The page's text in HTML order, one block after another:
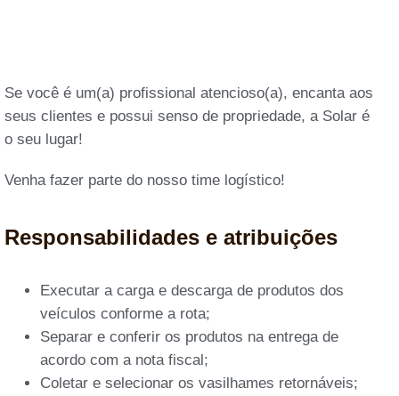
Se você é um(a) profissional atencioso(a), encanta aos
seus clientes e possui senso de propriedade, a Solar é
o seu lugar!
Venha fazer parte do nosso time logístico!
Responsabilidades e atribuições
Executar a carga e descarga de produtos dos
veículos conforme a rota;
Separar e conferir os produtos na entrega de
acordo com a nota fiscal;
Coletar e selecionar os vasilhames retornáveis;